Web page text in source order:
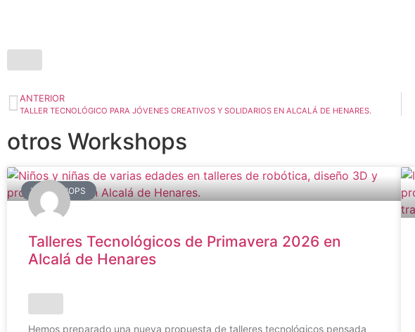
ANTERIOR
TALLER TECNOLÓGICO PARA JÓVENES CREATIVOS Y SOLIDARIOS EN ALCALÁ DE HENARES.
otros Workshops
WORKSHOPS
Talleres Tecnológicos de Primavera 2026 en
Alcalá de Henares
Hemos preparado una nueva propuesta de talleres tecnológicos pensada